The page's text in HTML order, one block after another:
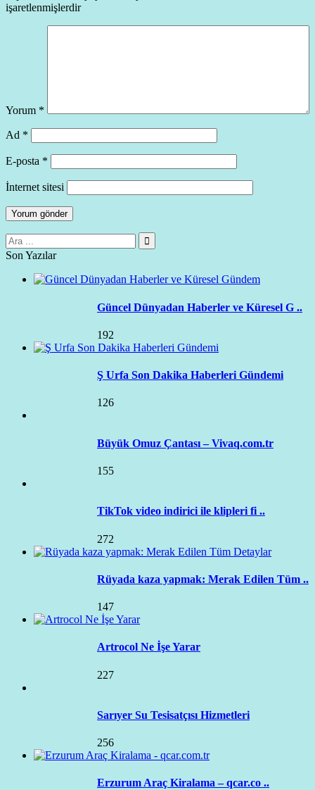
işaretlenmişlerdir
Yorum *
Ad *
E-posta *
İnternet sitesi
Son Yazılar
Güncel Dünyadan Haberler ve Küresel G ..
192
Ş Urfa Son Dakika Haberleri Gündemi
126
Büyük Omuz Çantası – Vivaq.com.tr
155
TikTok video indirici ile klipleri fi ..
272
Rüyada kaza yapmak: Merak Edilen Tüm ..
147
Artrocol Ne İşe Yarar
227
Sarıyer Su Tesisatçısı Hizmetleri
256
Erzurum Araç Kiralama – qcar.co ..